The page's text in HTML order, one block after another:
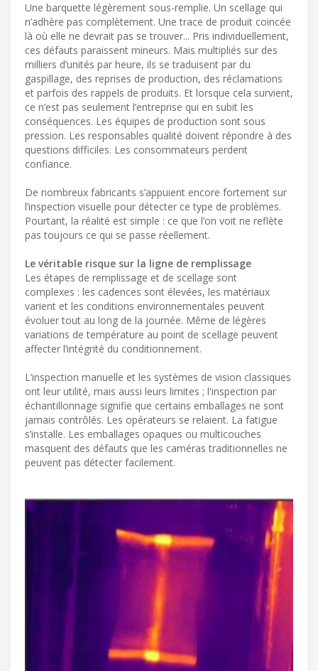
Une barquette légèrement sous-remplie. Un scellage qui
n’adhère pas complètement. Une trace de produit coincée
là où elle ne devrait pas se trouver... Pris individuellement,
ces défauts paraissent mineurs. Mais multipliés sur des
milliers d’unités par heure, ils se traduisent par du
gaspillage, des reprises de production, des réclamations
et parfois des rappels de produits. Et lorsque cela survient,
ce n’est pas seulement l’entreprise qui en subit les
conséquences. Les équipes de production sont sous
pression. Les responsables qualité doivent répondre à des
questions difficiles. Les consommateurs perdent
confiance.
De nombreux fabricants s’appuient encore fortement sur
l’inspection visuelle pour détecter ce type de problèmes.
Pourtant, la réalité est simple : ce que l’on voit ne reflète
pas toujours ce qui se passe réellement.
Le véritable risque sur la ligne de remplissage
Les étapes de remplissage et de scellage sont
complexes : les cadences sont élevées, les matériaux
varient et les conditions environnementales peuvent
évoluer tout au long de la journée. Même de légères
variations de température au point de scellage peuvent
affecter l’intégrité du conditionnement.
L’inspection manuelle et les systèmes de vision classiques
ont leur utilité, mais aussi leurs limites ; l'inspection par
échantillonnage signifie que certains emballages ne sont
jamais contrôlés. Les opérateurs se relaient. La fatigue
s’installe. Les emballages opaques ou multicouches
masquent des défauts que les caméras traditionnelles ne
peuvent pas détecter facilement.